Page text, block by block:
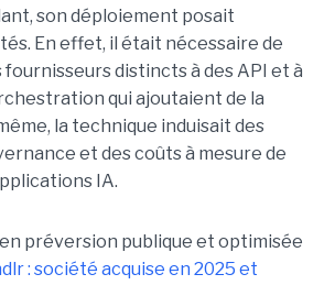
son déploiement posait
En effet, il était nécessaire de
fournisseurs distincts à des API et à
qui ajoutaient de la
la technique induisait des
et des coûts à mesure de
IA.
préversion publique et optimisée
: société acquise en 2025 et